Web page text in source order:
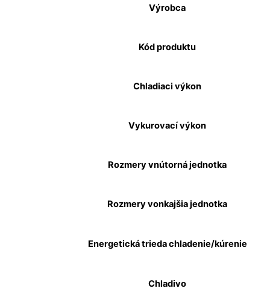
Výrobca
Kód produktu
Chladiaci výkon
Vykurovací výkon
Rozmery vnútorná jednotka
Rozmery vonkajšia jednotka
Energetická trieda chladenie/kúrenie
Chladivo